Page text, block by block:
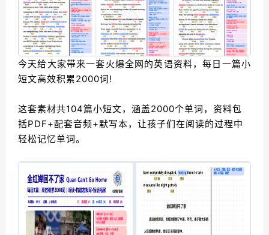
今天给大家带来一套火爆全网的英语资料，每日一篇小
短文高效积累2000词!
这套素材共104篇小短文，涵盖2000个单词，资料包
括PDF+配套音频+默写本，让孩子们在阅读的过程中
轻松记忆单词。